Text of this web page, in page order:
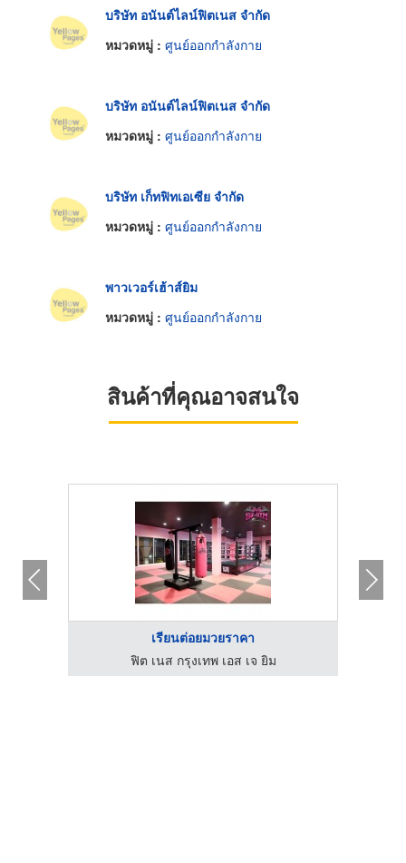
บริษัท อนันต์ไลน์ฟิตเนส จำกัด
หมวดหมู่ : ศูนย์ออกกำลังกาย
บริษัท อนันต์ไลน์ฟิตเนส จำกัด
หมวดหมู่ : ศูนย์ออกกำลังกาย
บริษัท เก็ทฟิทเอเซีย จำกัด
หมวดหมู่ : ศูนย์ออกกำลังกาย
พาวเวอร์เฮ้าส์ยิม
หมวดหมู่ : ศูนย์ออกกำลังกาย
สินค้าที่คุณอาจสนใจ
เรียนต่อยมวยราคา
ฟิต เนส กรุงเทพ เอส เจ ยิม